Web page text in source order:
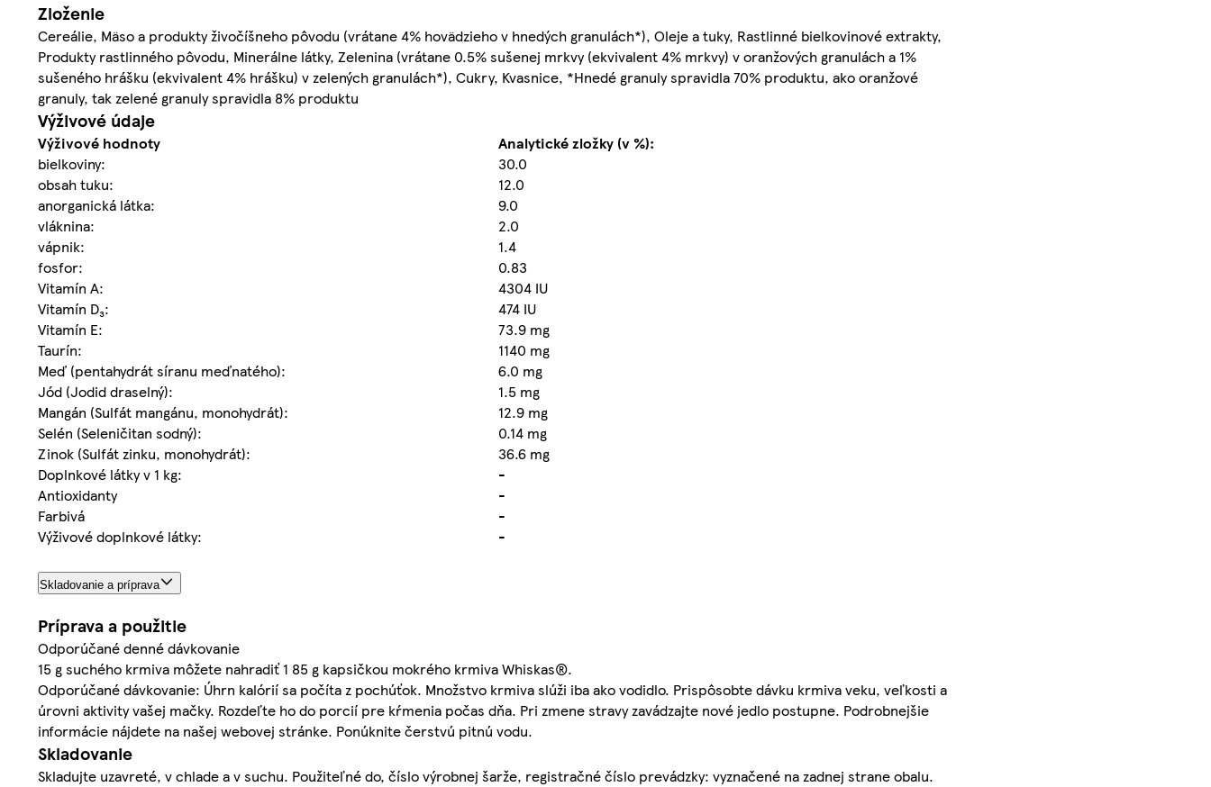
Zloženie
Cereálie, Mäso a produkty živočíšneho pôvodu (vrátane 4% hovädzieho v hnedých granulách*), Oleje a tuky, Rastlinné bielkovinové extrakty,
Produkty rastlinného pôvodu, Minerálne látky, Zelenina (vrátane 0.5% sušenej mrkvy (ekvivalent 4% mrkvy) v oranžových granulách a 1%
sušeného hrášku (ekvivalent 4% hrášku) v zelených granulách*), Cukry, Kvasnice, *Hnedé granuly spravidla 70% produktu, ako oranžové
granuly, tak zelené granuly spravidla 8% produktu
Výživové údaje
Výživové hodnoty
Analytické zložky (v %):
bielkoviny:
30.0
obsah tuku:
12.0
anorganická látka:
9.0
vláknina:
2.0
vápnik:
1.4
fosfor:
0.83
Vitamín A:
4304 IU
Vitamín D₃:
474 IU
Vitamín E:
73.9 mg
Taurín:
1140 mg
Meď (pentahydrát síranu meďnatého):
6.0 mg
Jód (Jodid draselný):
1.5 mg
Mangán (Sulfát mangánu, monohydrát):
12.9 mg
Selén (Seleničitan sodný):
0.14 mg
Zinok (Sulfát zinku, monohydrát):
36.6 mg
Doplnkové látky v 1 kg:
-
Antioxidanty
-
Farbivá
-
Výživové doplnkové látky:
-
Skladovanie a príprava
Príprava a použitie
Odporúčané denné dávkovanie
15 g suchého krmiva môžete nahradiť 1 85 g kapsičkou mokrého krmiva Whiskas®.
Odporúčané dávkovanie: Úhrn kalórií sa počíta z pochúťok. Množstvo krmiva slúži iba ako vodidlo. Prispôsobte dávku krmiva veku, veľkosti a
úrovni aktivity vašej mačky. Rozdeľte ho do porcií pre kŕmenia počas dňa. Pri zmene stravy zavádzajte nové jedlo postupne. Podrobnejšie
informácie nájdete na našej webovej stránke. Ponúknite čerstvú pitnú vodu.
Skladovanie
Skladujte uzavreté, v chlade a v suchu. Použiteľné do, číslo výrobnej šarže, registračné číslo prevádzky: vyznačené na zadnej strane obalu.